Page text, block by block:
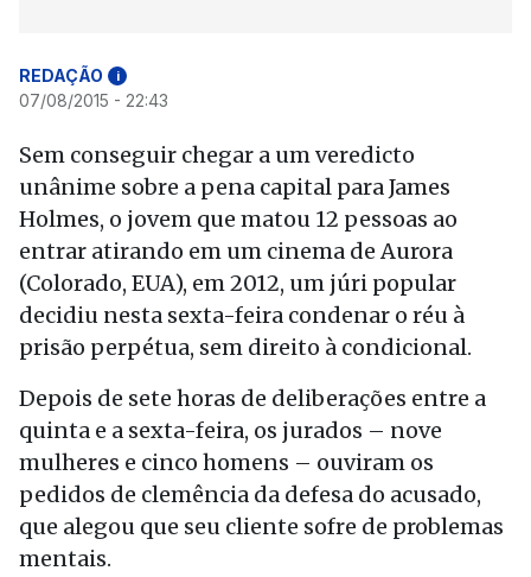
REDAÇÃO i
07/08/2015 - 22:43
Sem conseguir chegar a um veredicto
unânime sobre a pena capital para James
Holmes, o jovem que matou 12 pessoas ao
entrar atirando em um cinema de Aurora
(Colorado, EUA), em 2012, um júri popular
decidiu nesta sexta-feira condenar o réu à
prisão perpétua, sem direito à condicional.
Depois de sete horas de deliberações entre a
quinta e a sexta-feira, os jurados – nove
mulheres e cinco homens – ouviram os
pedidos de clemência da defesa do acusado,
que alegou que seu cliente sofre de problemas
mentais.